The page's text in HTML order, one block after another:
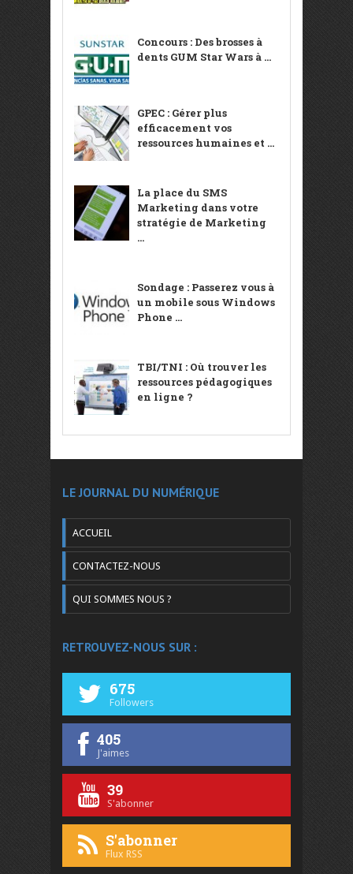
Concours : Des brosses à
dents GUM Star Wars à ...
GPEC : Gérer plus
efficacement vos
ressources humaines et ...
La place du SMS
Marketing dans votre
stratégie de Marketing
...
Sondage : Passerez vous à
un mobile sous Windows
Phone ...
TBI/TNI : Où trouver les
ressources pédagogiques
en ligne ?
LE JOURNAL DU NUMÉRIQUE
ACCUEIL
CONTACTEZ-NOUS
QUI SOMMES NOUS ?
RETROUVEZ-NOUS SUR :
675
Followers
405
J'aimes
39
S'abonner
S'abonner
Flux RSS